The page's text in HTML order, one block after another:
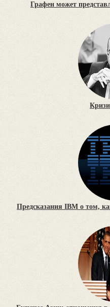
Графен может
Предсказания IBM о том,